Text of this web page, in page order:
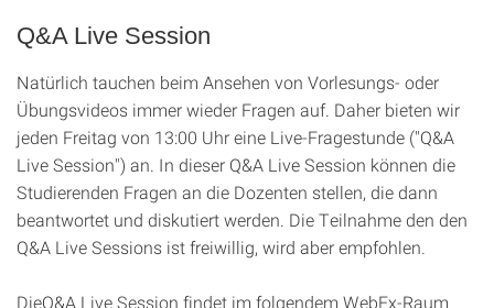
Q&A Live Session
Natürlich tauchen beim Ansehen von Vorlesungs- oder
Übungsvideos immer wieder Fragen auf. Daher bieten wir
jeden Freitag von 13:00 Uhr eine Live-Fragestunde ("Q&A
Live Session") an. In dieser Q&A Live Session können die
Studierenden Fragen an die Dozenten stellen, die dann
beantwortet und diskutiert werden. Die Teilnahme den den
Q&A Live Sessions ist freiwillig, wird aber empfohlen.
DieQ&A Live Session findet im folgendem WebEx-Raum